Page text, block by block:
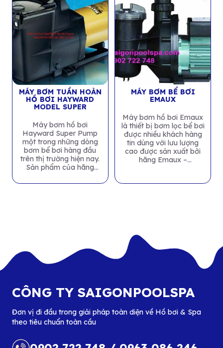
MÁY BƠM TUẦN HOÀN
HỒ BƠI HAYWARD
MODEL SUPER
Máy bơm hồ bơi
Hayward Super Pump
một trong những dòng
bơm bể bơi hàng đầu
trên thị trường hiện nay.
Sản phẩm của hãng
uy...
MÁY BƠM BỂ BƠI
EMAUX
Máy bơm hồ bơi Emaux
là thiết bị bơm lọc bể bơi
được nhiều khách hàng
tin dùng với lưu lượng
cao được sản xuất bởi
hãng Emaux –
CÔNG TY SAIGONPOOLSPA
Đơn vị đi đầu trong giải pháp toàn diện về Hồ bơi & Spa
theo tiêu chuẩn toàn cầu